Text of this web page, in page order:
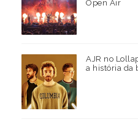
Open Air
AJR no
a história da